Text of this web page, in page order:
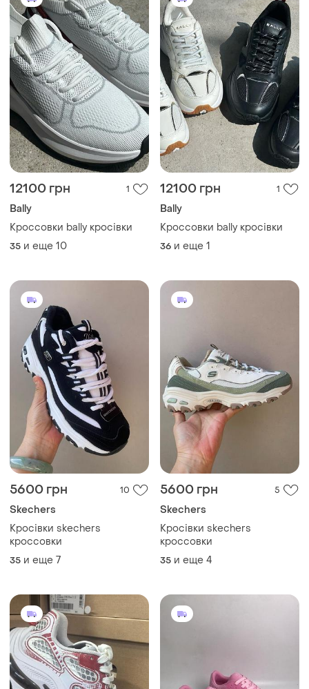
12100 грн 1
Bally
Кроссовки bally кросівки
35 и еще 10
12100 грн 1
Bally
Кроссовки bally кросівки
36 и еще 1
5600 грн 10
Skechers
Кросівки skechers
кроссовки
35 и еще 7
5600 грн 5
Skechers
Кросівки skechers
кроссовки
35 и еще 4